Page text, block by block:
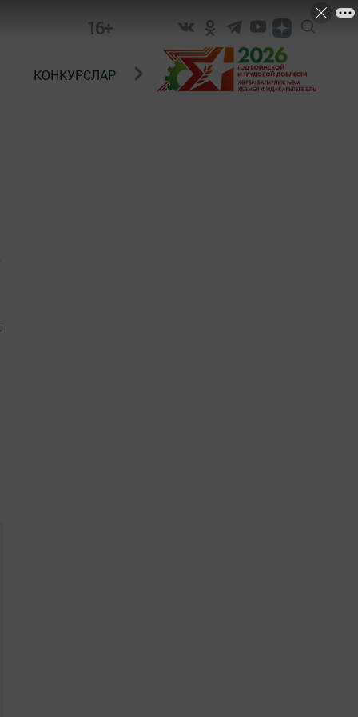
16+
КОНКУРСЛАР ТЕЛЕВИДЕНИЕ
0